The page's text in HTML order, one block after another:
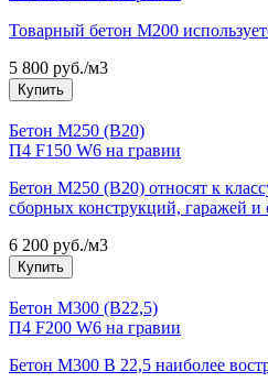
Товарный бетон М200
5 800 руб./м3
Купить
Бетон М250 (В20)
П4 F150 W6 на гравии
Бетон М250 (В20) относят к
сборных конструкций, гаражей и
6 200 руб./м3
Купить
Бетон М300 (В22,5)
П4 F200 W6 на гравии
Бетон М300 В 22,5 наиболее